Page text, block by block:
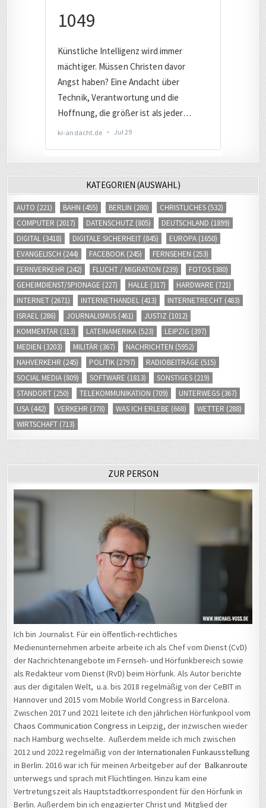
KATEGORIEN (AUSWAHL)
AUTO (221) BAHN (455) BERLIN (280) CHRISTLICHES (532)
COMPUTER (2017) DATENSCHUTZ (805) DEUTSCHLAND (1899)
DIGITAL (3418) DIGITALE SICHERHEIT (845) EUROPA (1650)
EVANGELISCH (244) FACEBOOK (245) FERNSEHEN (253)
FERNVERKEHR (242) FLUCHT / MIGRATION (239) FOTOS (380)
GEHEIMDIENST/SPIONAGE (227) HALLE (317) HARDWARE (721)
INTERNET (2671) INTERNETHANDEL (413) INTERNETRECHT (483)
ISRAEL (286) JOURNALISMUS (461) JUSTIZ (1012)
KOMMENTAR (313) LATEINAMERIKA (523) LEIPZIG (397)
MEDIEN (3203) MILITÄR (367) NACHRICHTEN (5952)
NAHVERKEHR (245) POLITIK (2797) RADIOBEITRÄGE (515)
SOCIAL MEDIA (809) SOFTWARE (1813) SONSTIGES (219)
STANDORT (250) TELEKOMMUNIKATION (709) UNTERWEGS (367)
USA (442) VERKEHR (378) WAS ICH ERLEBE (668) WETTER (288)
WIRTSCHAFT (713)
ZUR PERSON
Ich bin Journalist. Für ein öffentlich-rechtliches
Medienunternehmen arbeite arbeite ich als Chef vom Dienst (CvD)
der Nachrichtenangebote im Fernseh- und Hörfunkbereich sowie
als Redakteur vom Dienst (RvD) beim Hörfunk. Als Autor berichte
aus der digitalen Welt, u.a. bis 2018 regelmäßig von der CeBIT in
Hannover und 2015 vom Mobile World Congress in Barcelona.
Zwischen 2017 und 2021 leitete ich den jährlichen Hörfunkpool vom
Chaos Communication Congress in Leipzig, der inzwischen wieder
nach Hamburg wechselte. Außerdem melde ich mich zwischen
2012 und 2022 regelmäßig von derInternationalen Funkausstellung
in Berlin. 2016 war ich für meinen Arbeitgeber auf derBalkanroute
unterwegs und sprach mit Flüchtlingen. Hinzu kam eine
Vertretungszeit als Hauptstadtkorrespondent für den Hörfunk in
Berlin. Außerdem bin ich engagierter Christ und Mitglied der